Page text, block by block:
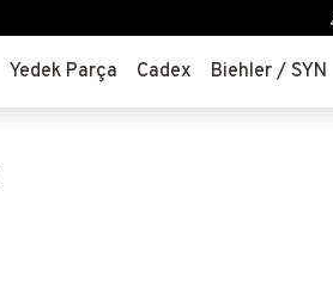
Yedek Parça Cadex Biehler / SYN